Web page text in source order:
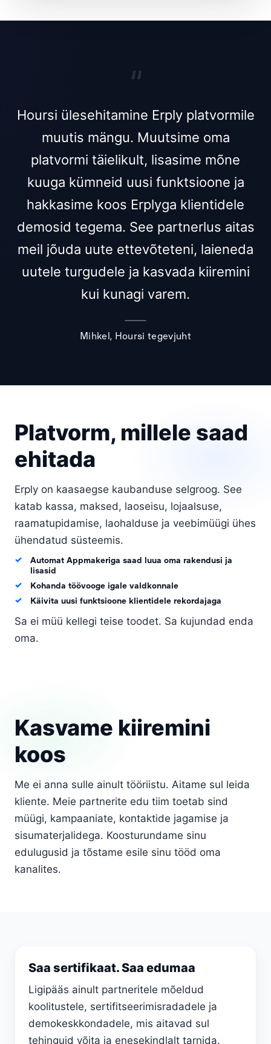
“
Hoursi ülesehitamine Erply platvormile
muutis mängu. Muutsime oma
platvormi täielikult, lisasime mõne
kuuga kümneid uusi funktsioone ja
hakkasime koos Erplyga klientidele
demosid tegema. See partnerlus aitas
meil jõuda uute ettevõteteni, laieneda
uutele turgudele ja kasvada kiiremini
kui kunagi varem.
Mihkel, Hoursi tegevjuht
Platvorm, millele saad
ehitada
Erply on kaasaegse kaubanduse selgroog. See
katab kassa, maksed, laoseisu, lojaalsuse,
raamatupidamise, laohalduse ja veebimüügi ühes
ühendatud süsteemis.
Automat Appmakeriga saad luua oma rakendusi ja
lisasid
Kohanda töövooge igale valdkonnale
Käivita uusi funktsioone klientidele rekordajaga
Sa ei müü kellegi teise toodet. Sa kujundad enda
oma.
Kasvame kiiremini
koos
Me ei anna sulle ainult tööriistu. Aitame sul leida
kliente. Meie partnerite edu tiim toetab sind
müügi, kampaaniate, kontaktide jagamise ja
sisumaterjalidega. Koosturundame sinu
edulugusid ja tõstame esile sinu tööd oma
kanalites.
Saa sertifikaat. Saa edumaa
Ligipääs ainult partneritele mõeldud
koolitustele, sertifitseerimisradadele ja
demokeskkondadele, mis aitavad sul
tehinguid võita ja enesekindlalt tarnida.